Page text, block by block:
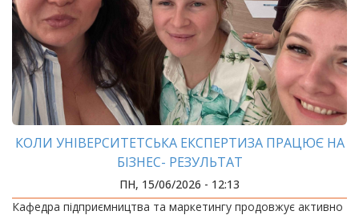
КОЛИ УНІВЕРСИТЕТСЬКА ЕКСПЕРТИЗА ПРАЦЮЄ НА
БІЗНЕС- РЕЗУЛЬТАТ
ПН, 15/06/2026 - 12:13
Кафедра підприємництва та маркетингу продовжує активно